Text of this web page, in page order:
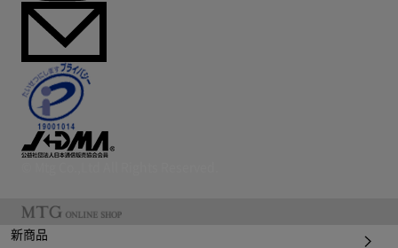
新商品